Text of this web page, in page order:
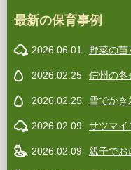
最新の保育事例
2026.06.01 野菜の苗
2026.02.25 信州の冬
2026.02.25 雪でかき
2026.02.09 サツマイ
2026.02.09 親子でお